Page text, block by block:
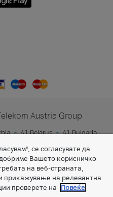
Austria Group
A1 Belarus
A1 Bulgaria
се согласувате да
Вашето корисничко
на веб-страната,
прикажување на релевантна
проверете на
Повеќе